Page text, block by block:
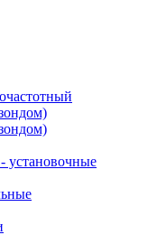
установочные